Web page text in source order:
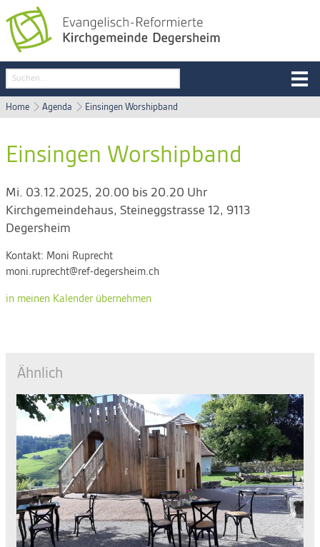
Home Agenda Einsingen Worshipband
Einsingen Worshipband
Mi. 03.12.2025, 20.00 bis 20.20 Uhr
Kirchgemeindehaus, Steineggstrasse 12, 9113
Degersheim
Kontakt: Moni Ruprecht
moni.ruprecht@ref-degersheim.ch
in meinen Kalender übernehmen
Ähnlich